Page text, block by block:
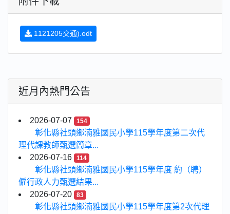
1121205交通).odt
近月內熱門公告
2026-07-07 154
彰化縣社頭鄉湳雅國民小學115學年度第二次代
理代課教師甄選簡章...
2026-07-16
114
彰化縣社頭鄉湳雅國民小學115學年度 約（聘）
僱行政人力甄選結果...
2026-07-20
83
彰化縣社頭鄉湳雅國民小學115學年度第2次代理